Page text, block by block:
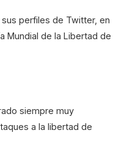
perfiles de Twitter, en
Mundial de la Libertad de
siempre muy
a la libertad de